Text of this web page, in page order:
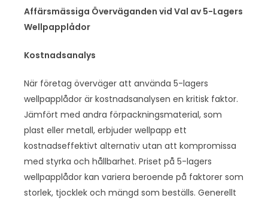
Affärsmässiga Överväganden vid Val av 5-Lagers
Wellpapplådor
Kostnadsanalys
När företag överväger att använda 5-lagers
wellpapplådor är kostnadsanalysen en kritisk faktor.
Jämfört med andra förpackningsmaterial, som
plast eller metall, erbjuder wellpapp ett
kostnadseffektivt alternativ utan att kompromissa
med styrka och hållbarhet. Priset på 5-lagers
wellpapplådor kan variera beroende på faktorer som
storlek, tjocklek och mängd som beställs. Generellt